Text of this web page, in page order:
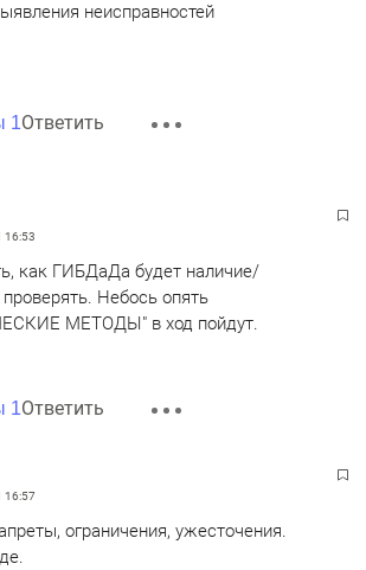
неисправностей
1Ответить
16:53
как ГИБДаДа будет наличие/
проверять. Небось опять
МЕТОДЫ" в ход пойдут.
1Ответить
16:57
ограничения, ужесточения.